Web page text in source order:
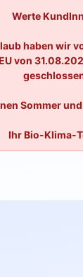
Werte
haben wir
von
Sommer
Ihr Bio-Klima-